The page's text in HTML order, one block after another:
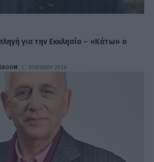
για την Εκκλησία – «Κάτω» ο
31 ΙΟΥΛΊΟΥ 2026